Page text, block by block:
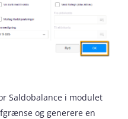
Saldobalance i modulet
og generere en